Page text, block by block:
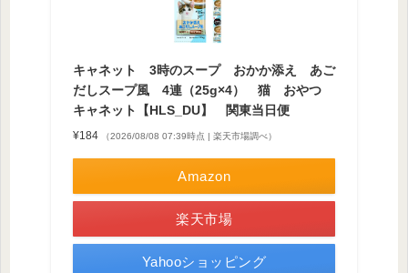
キャネット 3時のスープ おかか添え あご
だしスープ風 4連（25g×4） 猫 おやつ
キャネット【HLS_DU】 関東当日便
¥184 （2026/08/08 07:39時点 | 楽天市場調べ）
Amazon
楽天市場
Yahooショッピング